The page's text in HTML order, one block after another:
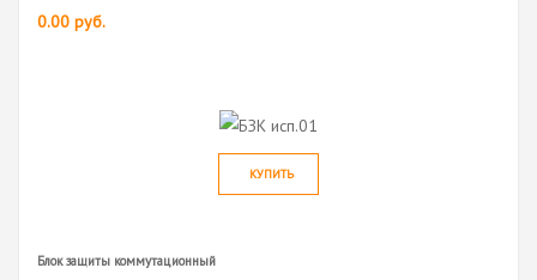
0.00 руб.
КУПИТЬ
Блок защиты коммутационный